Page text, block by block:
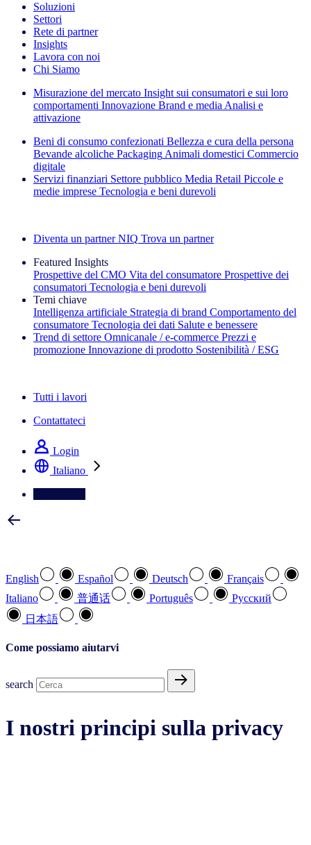
Soluzioni
Settori
Rete di partner
Insights
Lavora con noi
Chi Siamo
Misurazione del mercato Insight sui consumatori e sui loro
comportamenti Innovazione Brand e media Analisi e
attivazione
Beni di consumo confezionati Bellezza e cura della persona
Bevande alcoliche Packaging Animali domestici Commercio
digitale
Servizi finanziari Settore pubblico Media Retail Piccole e
medie imprese Tecnologia e beni durevoli
Diventa un partner NIQ Trova un partner
Featured Insights
Prospettive del CMO Vita del consumatore Prospettive dei
consumatori Tecnologia e beni durevoli
Temi chiave
Intelligenza artificiale Strategia di brand Comportamento del
consumatore Tecnologia dei dati Salute e benessere
Trend di settore Omnicanale / e‑commerce Prezzi e
promozione Innovazione di prodotto Sostenibilità / ESG
Tutti i lavori
Contattateci
Login
Italiano
English Español Deutsch
Français
Italiano
普通话 Português
Pусский
日本語
Come possiamo aiutarvi
search
I nostri principi sulla privacy